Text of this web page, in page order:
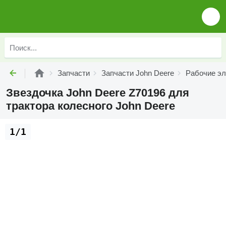
Запчасти Запчасти John Deere Рабочие
Звездочка John Deere Z70196 для
трактора колесного John Deere
1/1